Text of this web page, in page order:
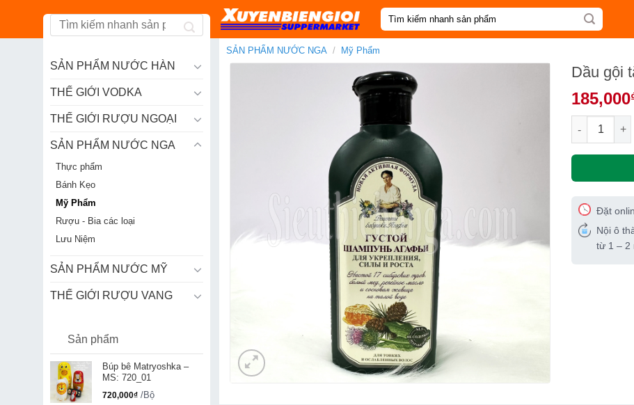
Tìm
kiếm:
SẢN PHẨM NƯỚC HÀN
THẾ GIỚI VODKA
THẾ GIỚI RƯỢU NGOẠI
SẢN PHẨM NƯỚC NGA
Thực phẩm
Bánh Kẹo
Mỹ Phẩm
Rượu - Bia các loại
Lưu Niệm
SẢN PHẨM NƯỚC MỸ
THẾ GIỚI RƯỢU VANG
Sản phẩm
Búp bê Matryoshka –
MS: 720_01
720,000₫ /Bộ
SẢN PHẨM NƯỚC NGA / Mỹ Phẩm
Dầu gội
185,000
Dầu gội
Đặt
Nội ô
từ 1 – 2